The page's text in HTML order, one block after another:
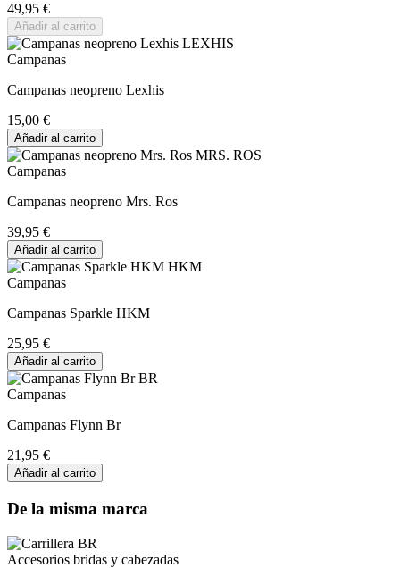
49,95 €
Añadir al carrito
Campanas
Campanas neopreno Lexhis
15,00 €
Añadir al carrito
Campanas
Campanas neopreno Mrs. Ros
39,95 €
Añadir al carrito
Campanas
Campanas Sparkle HKM
25,95 €
Añadir al carrito
Campanas
Campanas Flynn Br
21,95 €
Añadir al carrito
De la misma marca
Accesorios bridas y cabezadas